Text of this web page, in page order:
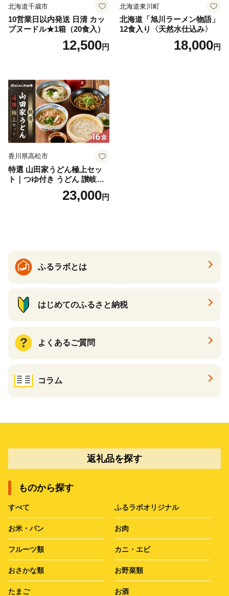
北海道千歳市
10営業日以内発送 日清 カッ
プヌードル★1箱（20食入）
12,500円
北海道東川町
北海道「旭川ラーメン物語」
12食入り〈天然水仕込み〉
18,000円
香川県高松市
特選 山田家うどん極上セッ
ト｜つゆ付き うどん 讃岐う
どん さぬきうどん 生麵 うど
んセット カレーうどん 生う
23,000円
ふるラボとは
はじめてのふるさと納税
よくあるご質問
コラム
返礼品を探す
ものから探す
すべて ふるラボオリジナル
お米・パン お肉
フルーツ類 カニ・エビ
おさかな類 お野菜類
たまご お酒